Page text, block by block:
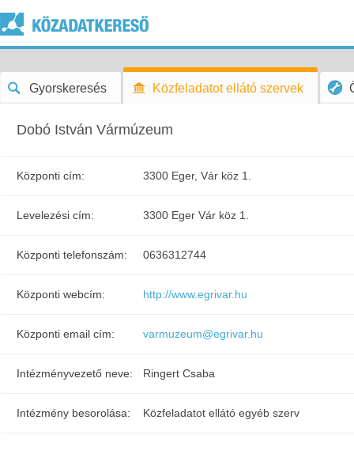
Gyorskeresés Közfeladatot ellátó szervek
Dobó István Vármúzeum
Központi cím: 3300 Eger, Vár köz 1.
Levelezési cím: 3300 Eger Vár köz 1.
Központi telefonszám: 0636312744
Központi webcím: http://www.egrivar.hu
Központi email cím: varmuzeum@egrivar.hu
Intézményvezető neve: Ringert Csaba
Intézmény besorolása: Közfeladatot ellátó egyéb szerv